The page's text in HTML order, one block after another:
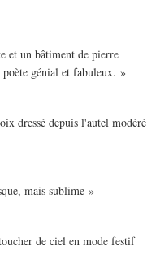
et un bâtiment de pierre
poète génial et fabuleux. »
dressé depuis l'autel modéré
mais sublime »
de ciel en mode festif